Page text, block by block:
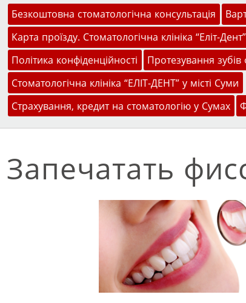
Меню
Перейти до змісту
Безкоштовна стоматологічна консультація
Карта проїзду. Стоматологічна клініка “Еліт-Дент”
Політика конфіденційності
Протезування зубів
Стоматологічна клініка “ЕЛІТ-ДЕНТ” у місті Суми
Страхування, кредит на стоматологію у Сумах
Запечатать